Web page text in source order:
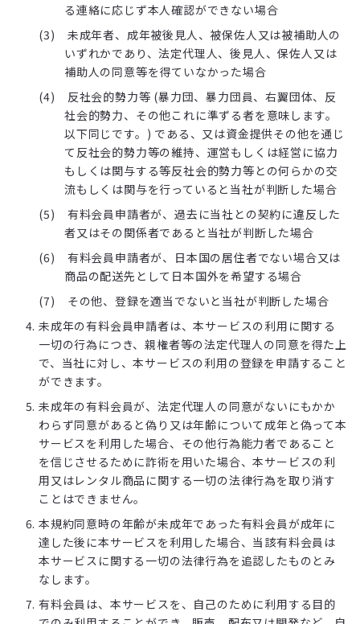
る連絡に応じず本人確認ができない場合
未成年者、成年被後見人、被保佐人又は被補助人の
いずれかであり、法定代理人、後見人、保佐人又は
補助人の同意等を得ていなかった場合
反社会的勢力等 (暴力団、暴力団員、右翼団体、反
社会的勢力、その他これに準ずる者を意味します。
以下同じです。) である、又は資金提供その他を通じ
て反社会的勢力等の維持、運営もしくは経営に協力
もしくは関与する等反社会的勢力等との何らかの交
流もしくは関与を行っていると当社が判断した場合
有料会員申請者が、過去に当社との契約に違反した
者又はその関係者であると当社が判断した場合
有料会員申請者が、日本国の居住者でない場合又は
商品の配送先として日本国外を希望する場合
その他、登録を適当でないと当社が判断した場合
未成年の有料会員申請者は、本サービスの利用に関する
一切の行為につき、親権者等の法定代理人の同意を得た上
で、当社に対し、本サービスの利用の登録を申請すること
ができます。
未成年の有料会員が、法定代理人の同意がないにもかか
わらず同意があると偽り又は年齢について成年と偽って本
サービスを利用した場合、その他行為能力者であること
を信じさせるために詐術を用いた場合、本サービスの利
用又はレンタル商品に関する一切の法律行為を取り消す
ことはできません。
本規約同意時の年齢が未成年であった有料会員が成年に
達した後に本サービスを利用した場合、当該有料会員は
本サービスに関する一切の法律行為を追認したものとみ
なします。
有料会員は、本サービスを、自己のために利用する目的